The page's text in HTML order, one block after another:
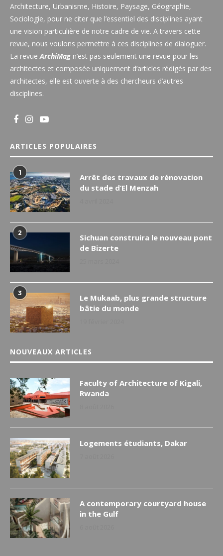
Architecture, Urbanisme, Histoire, Paysage, Géographie,
Sociologie, pour ne citer que l’essentiel des disciplines ayant
une vision particulière de notre cadre de vie. A travers cette
revue, nous voulons permettre à ces disciplines de dialoguer.
La revue ArchiMag n’est pas seulement une revue pour les
architectes et composée uniquement d’articles rédigés par des
architectes, elle est ouverte à des chercheurs d’autres
disciplines.
ARTICLES POPULAIRES
1
Arrêt des travaux de rénovation
du stade d’El Menzah
2
Sichuan construira le nouveau pont
de Bizerte
3
Le Mukaab, plus grande structure
bâtie du monde
NOUVEAUX ARTICLES
Faculty of Architecture of Kigali,
Rwanda
Logements étudiants, Dakar
A contemporary courtyard house
in the Gulf